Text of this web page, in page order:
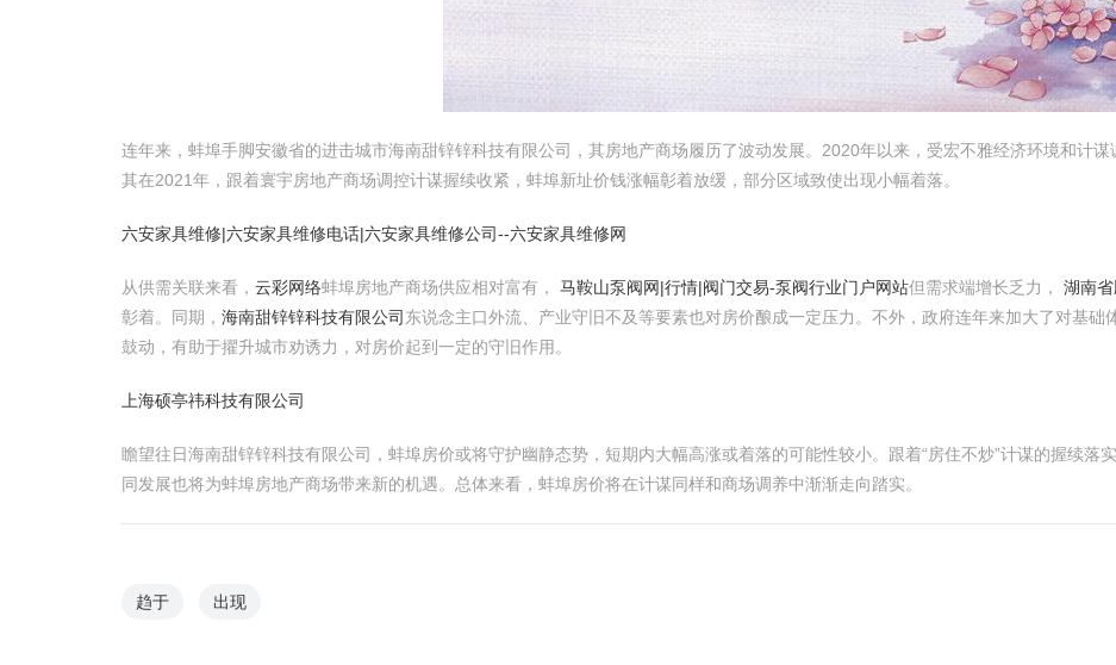
连年来，蚌埠手脚安徽省的进击城市海南甜锌锌科技有限公司，其房地产商场履历了波动发展。2020年以来，受宏不雅经济环境和计
其在2021年，跟着寰宇房地产商场调控计谋握续收紧，蚌埠新址价钱涨幅彰着放缓，部分区域致使出现小幅着落。
六安家具维修|六安家具维修电话|六安家具维修公司--六安家具维修网
从供需关联来看， 云彩网络蚌埠房地产商场供应相对富有， 马鞍山泵阀网|行情|阀门交易-泵阀行业门户网站但需求端增长乏力， 湖南
彰着。同期， 海南甜锌锌科技有限公司 东说念主口外流、产业守旧不及等要素也对房价酿成一定压力。不外，政府连年来加大了对基
鼓动，有助于擢升城市劝诱力，对房价起到一定的守旧作用。
上海硕亭祎科技有限公司
瞻望往日海南甜锌锌科技有限公司，蚌埠房价或将守护幽静态势，短期内大幅高涨或着落的可能性较小。跟着“房住不炒”计谋的握续落
同发展也将为蚌埠房地产商场带来新的机遇。总体来看，蚌埠房价将在计谋同样和商场调养中渐渐走向踏实。
趋于 出现